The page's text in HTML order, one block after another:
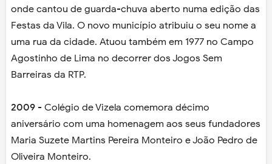
onde cantou de guarda-chuva aberto numa edição das
Festas da Vila. O novo município atribuiu o seu nome a
uma rua da cidade. Atuou também em 1977 no Campo
Agostinho de Lima no decorrer dos Jogos Sem
Barreiras da RTP.
2009 - Colégio de Vizela comemora décimo
aniversário com uma homenagem aos seus fundadores
Maria Suzete Martins Pereira Monteiro e João Pedro de
Oliveira Monteiro.